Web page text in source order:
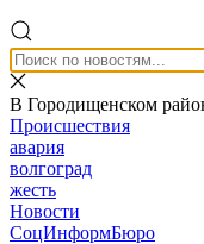
В Городищенском
Происшествия
авария
волгоград
жесть
Новости
СоцИнформБюро